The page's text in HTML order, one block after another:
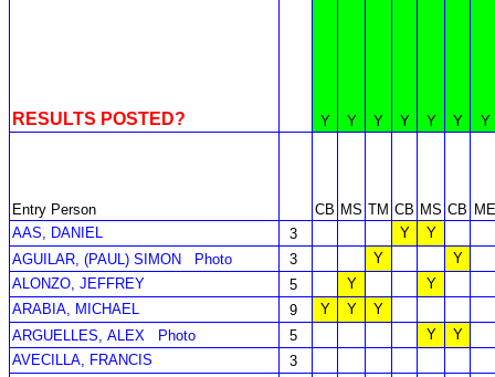
RESULTS POSTED? Y Y Y Y Y Y Y
Entry Person CB MS TM CB MS CB ME
AAS, DANIEL
3 Y
Y
AGUILAR, (PAUL) SIMON
Photo 3 Y
Y
ALONZO, JEFFREY
5 Y
Y
ARABIA, MICHAEL
9 Y Y
Y
ARGUELLES, ALEX
Photo 5 Y
Y
AVECILLA, FRANCIS
3